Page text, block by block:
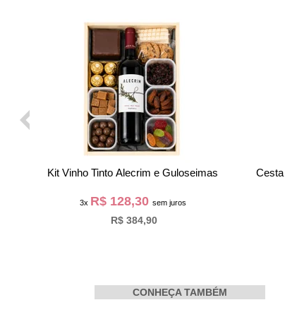
Box Eterno Amor
3x R$ 116,63 sem juros
R$ 349,90
CONHEÇA TAMBÉM